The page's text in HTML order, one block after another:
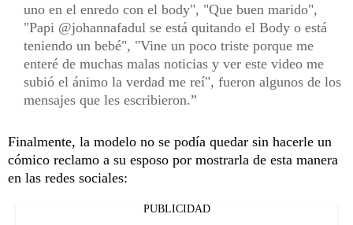
uno en el enredo con el body", "Que buen marido",
"Papi @johannafadul se está quitando el Body o está
teniendo un bebé", "Vine un poco triste porque me
enteré de muchas malas noticias y ver este video me
subió el ánimo la verdad me reí", fueron algunos de los
mensajes que les escribieron.
Finalmente, la modelo no se podía quedar sin hacerle un
cómico reclamo a su esposo por mostrarla de esta manera
en las redes sociales:
PUBLICIDAD